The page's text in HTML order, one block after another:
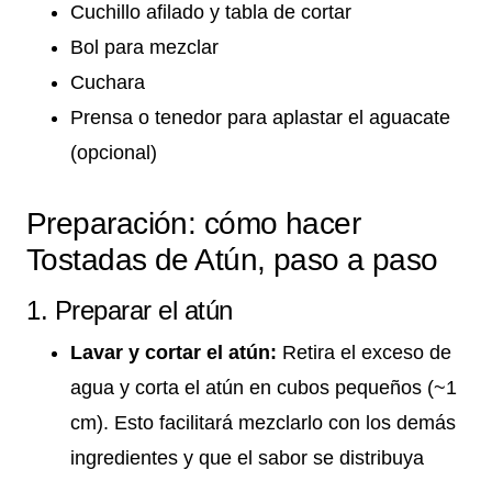
Cuchillo afilado y tabla de cortar
Bol para mezclar
Cuchara
Prensa o tenedor para aplastar el aguacate
(opcional)
Preparación: cómo hacer
Tostadas de Atún, paso a paso
1. Preparar el atún
Lavar y cortar el atún: Retira el exceso de
agua y corta el atún en cubos pequeños (~1
cm). Esto facilitará mezclarlo con los demás
ingredientes y que el sabor se distribuya